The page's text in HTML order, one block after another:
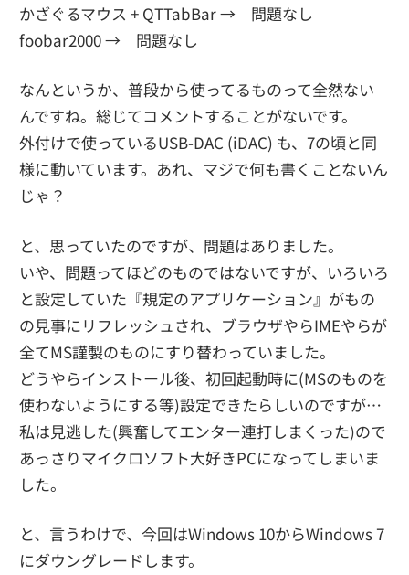
かざぐるマウス + QTTabBar → 問題なし
foobar2000 → 問題なし
なんというか、普段から使ってるものって全然ない
んですね。総じてコメントすることがないです。
外付けで使っているUSB-DAC (iDAC) も、7の頃と同
様に動いています。あれ、マジで何も書くことないん
じゃ？
と、思っていたのですが、問題はありました。
いや、問題ってほどのものではないですが、いろいろ
と設定していた『規定のアプリケーション』がもの
の見事にリフレッシュされ、ブラウザやらIMEやらが
全てMS謹製のものにすり替わっていました。
どうやらインストール後、初回起動時に(MSのものを
使わないようにする等)設定できたらしいのですが…
私は見逃した(興奮してエンター連打しまくった)ので
あっさりマイクロソフト大好きPCになってしまいま
した。
と、言うわけで、今回はWindows 10からWindows 7
にダウングレードします。